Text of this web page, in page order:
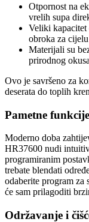
Otpornost na
vrelih supa
Veliki kapacitet
obroka za
Materijali su
prirodnog
Ovo je savršeno za
deserata do toplih
Pametne
Moderno doba
HR37600 nudi
programiranim
trebate blendati
odaberite program za
će sam prilagoditi
Održavanje i